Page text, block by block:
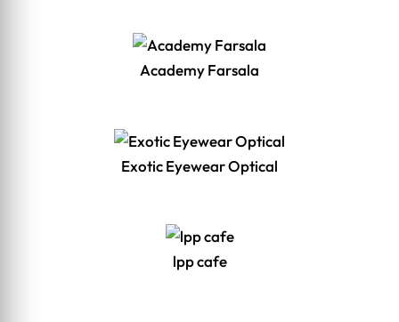
Academy Farsala
Exotic Eyewear Optical
lpp cafe